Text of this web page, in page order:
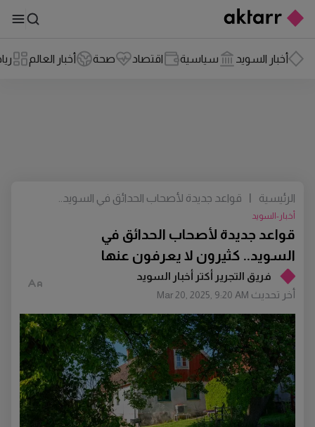
أخبار السويد سياسية اقتصاد صحة أخبار العالم
فريق التجرير أكتر أخبار السويد
أخر تحديث Mar 20, 2025, 9:20 AM
قواعد جديدة لأصحاب الحدائق في
السويد.. كثيرون لا يعرفون عنها
أخبار-السويد
الرئيسية
قواعد جديدة لأصحاب الحدائق في السويد..